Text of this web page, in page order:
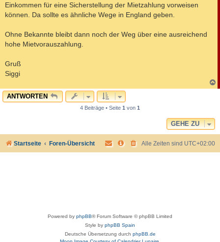
Einkommen für eine Sicherstellung der Mietzahlung vorweisen
können. Da sollte es ähnliche Wege in England geben.
Ohne Bekannte bleibt dann noch der Weg über eine ausreichend
hohe Mietvorauszahlung.
Gruß
Siggi
a
ANTWORTEN
4 Beiträge • Seite 1 von 1
GEHE ZU
Startseite Foren-Übersicht Alle Zeiten sind UTC+02:00
Powered by phpBB® Forum Software © phpBB Limited
Style by phpBB Spain
Deutsche Übersetzung durch phpBB.de